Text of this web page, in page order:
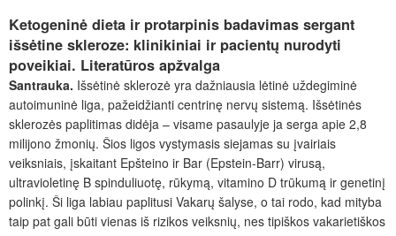
Ketogeninė dieta ir protarpinis badavimas sergant
išsėtine skleroze: klinikiniai ir pacientų nurodyti
poveikiai. Literatūros apžvalga
Santrauka. Išsėtinė sklerozė yra dažniausia lėtinė uždegiminė
autoimuninė liga, pažeidžianti centrinę nervų sistemą. Išsėtinės
sklerozės paplitimas didėja – visame pasaulyje ja serga apie 2,8
milijono žmonių. Šios ligos vystymasis siejamas su įvairiais
veiksniais, įskaitant Epšteino ir Bar (Epstein-Barr) virusą,
ultravioletinę B spinduliuotę, rūkymą, vitamino D trūkumą ir genetinį
polinkį. Ši liga labiau paplitusi Vakarų šalyse, o tai rodo, kad mityba
taip pat gali būti vienas iš rizikos veiksnių, nes tipiškos vakarietiškos